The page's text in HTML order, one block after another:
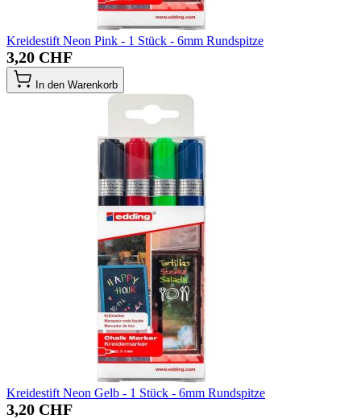
Kreidestift Neon Pink - 1 Stück - 6mm Rundspitze
3,20 CHF
In den Warenkorb
Kreidestift Neon Gelb - 1 Stück - 6mm Rundspitze
3,20 CHF